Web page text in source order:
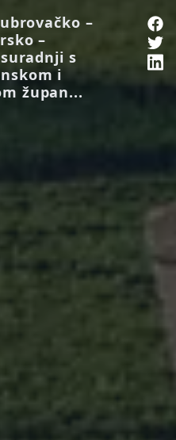
–
–
s
i
župan...